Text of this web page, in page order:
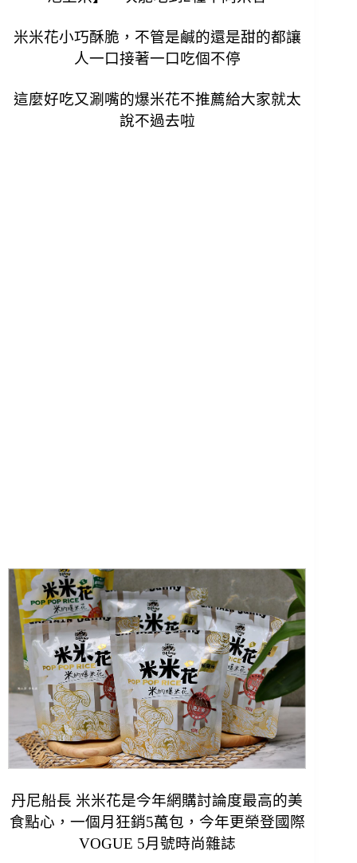
米米花小巧酥脆，不管是鹹的還是甜的都讓
人一口接著一口吃個不停
這麼好吃又涮嘴的爆米花不推薦給大家就太
說不過去啦
丹尼船長 米米花是今年網購討論度最高的美
食點心，一個月狂銷5萬包，今年更榮登國際
VOGUE 5月號時尚雜誌